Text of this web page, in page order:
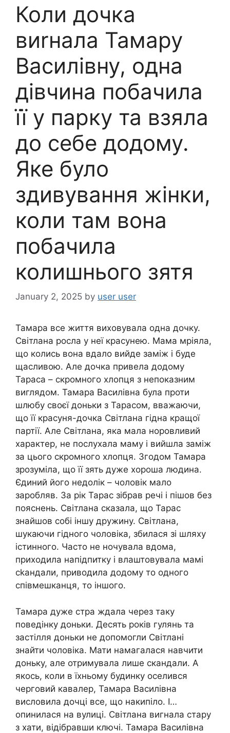
Коли дочка
виrнала Тамару
Василівну, одна
дівчина побачила
її у парку та взяла
до себе додому.
Яке було
здивування жінки,
коли там вона
побачила
колишнього зятя
January 2, 2025 by user user
Тамара все життя виховувала одна дочку.
Світлана росла у неї красунею. Мама мріяла,
що колись вона вдало вийде заміж і буде
щасливою. Але дочка привела додому
Тараса – скромного хлопця з непоказним
виглядом. Тамара Василівна була проти
шлюбу своєї доньки з Тарасом, вважаючи,
що її красуня-дочка Світлана гідна кращої
партії. Але Світлана, яка мала норовливий
характер, не послухала маму і вийшла заміж
за цього скромного хлопця. Згодом Тамара
зрозуміла, що її зять дуже хороша людина.
Єдиний його недолік – чоловік мало
заробляв. За рік Тарас зібрав речі і пішов без
пояснень. Світлана сказала, що Тарас
знайшов собі іншу дружину. Світлана,
шукаючи гідного чоловіка, збилася зі шляху
істинного. Часто не ночувала вдома,
приходила напідпитку і влаштовувала мамі
сkандали, приводила додому то одного
співмешканця, то іншого.
Тамара дуже стра ждала через таку
поведінку доньки. Десять років гулянь та
застілля доньки не допомогли Світлані
знайти чоловіка. Мати намагалася навчити
доньку, але отримувала лише скандали. А
якось, коли в їхньому будинку оселився
черговий кавалер, Тамара Василівна
висловила дочці все, що накипіло. І…
опинилася на вулиці. Світлана вигнала стару
з хати, відібравши ключі. Тамара Василівна